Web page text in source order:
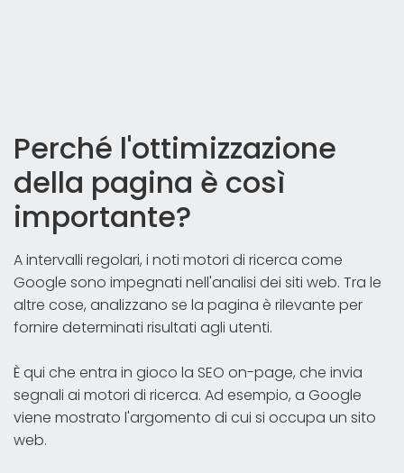
Perché l'ottimizzazione
della pagina è così
importante?
A intervalli regolari, i noti motori di ricerca come
Google sono impegnati nell'analisi dei siti web. Tra le
altre cose, analizzano se la pagina è rilevante per
fornire determinati risultati agli utenti.
È qui che entra in gioco la SEO on-page, che invia
segnali ai motori di ricerca. Ad esempio, a Google
viene mostrato l'argomento di cui si occupa un sito
web.